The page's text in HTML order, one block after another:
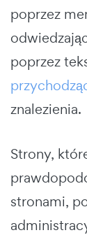
poprzez
poprzez
znalezienia.
Strony,
stronami,